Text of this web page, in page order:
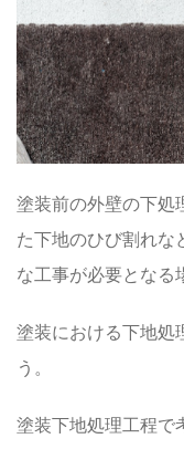
塗装前の外壁の下処
た下地のひび割れな
な工事が必要となる
塗装における下地処
う。
塗装下地処理工程で